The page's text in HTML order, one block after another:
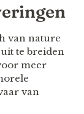
van nature
te breiden
meer
van